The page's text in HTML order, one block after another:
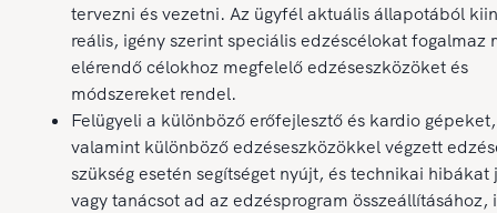
tervezni és vezetni. Az ügyfél aktuális állapotából
reális, igény szerint speciális edzéscélokat fogalmaz
elérendő célokhoz megfelelő edzéseszközöket és
módszereket rendel.
Felügyeli a különböző erőfejlesztő és kardio gépeket,
valamint különböző edzéseszközökkel végzett
szükség esetén segítséget nyújt, és technikai hibákat
vagy tanácsot ad az edzésprogram összeállításához,